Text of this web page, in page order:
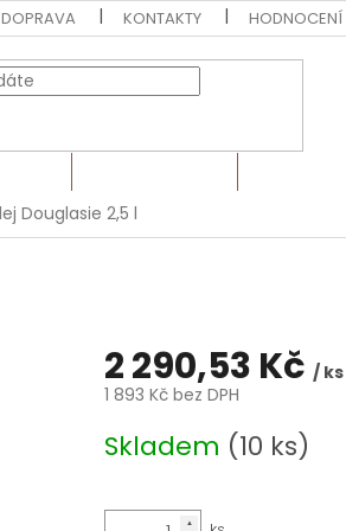
DOPRAVA KONTAKTY HODNOCENÍ
Douglasie 2,5 l
2 290,53 Kč / ks
1 893 Kč bez DPH
cena:
Skladem (10 ks)